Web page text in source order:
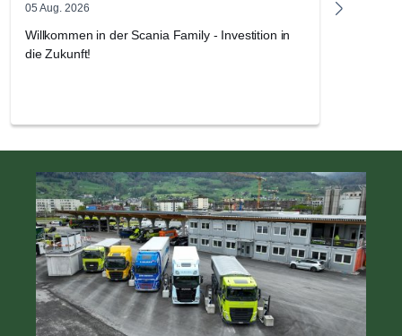
05 Aug. 2026
Willkommen in der Scania Family - Investition in
die Zukunft!